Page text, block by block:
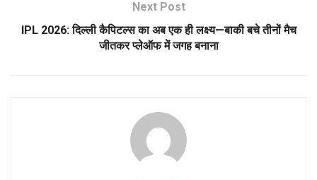
Next Post
IPL 2026: दिल्ली कैपिटल्स का अब एक ही लक्ष्य—बाकी बचे तीनों मैच
जीतकर प्लेऑफ में जगह बनाना